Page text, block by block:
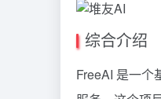
综合介绍
FreeAI 是一个